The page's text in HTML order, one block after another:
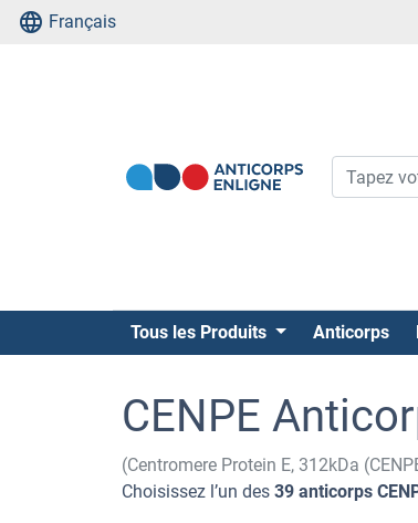
Français
Tous les Produits Anticorps
CENPE
(Centromere Protein E, 312kDa
Choisissez l’un des 39 anticorps